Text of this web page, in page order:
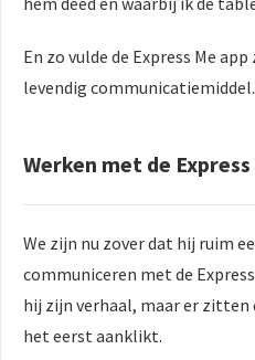
En zo vulde de Express Me
levendig communicatiemiddel.
Werken met de Express
We zijn nu zover dat hij ruim
communiceren met de
hij zijn verhaal, maar er
het eerst aanklikt.